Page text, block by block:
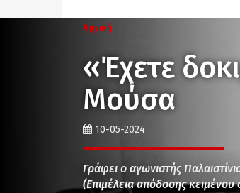
Αρχική
«Έχετε
Μούσα
10-05-2024
Γράφει ο αγωνιστής
(Επιμέλεια απόδοσης